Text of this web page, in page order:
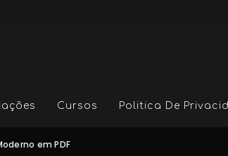
Cursos Politica De
em PDF